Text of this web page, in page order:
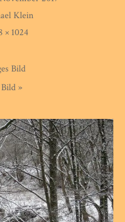
Klein
× 1024
Bild
»